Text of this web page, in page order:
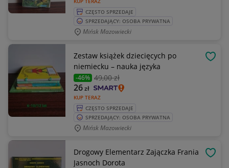
CZĘSTO SPRZEDAJE
SPRZEDAJĄCY: OSOBA PRYWATNA
Mińsk Mazowiecki
Zestaw książek dziecięcych po
niemiecku – nauka języka
-46% 49,00 zł
KUP TERAZ
26zł
CZĘSTO SPRZEDAJE
SPRZEDAJĄCY: OSOBA PRYWATNA
Mińsk Mazowiecki
Drogowy Elementarz Zajączka Frania
Jasnoch Dorota